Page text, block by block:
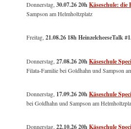
Donnerstag,30.07.26 20hKäseschule: die
Sampson am Helmholtzplatz
Freitag,21.08.26 18h HeinzelcheeseTalk
Donnerstag,27.08.26 20hKäseschule
Filata-Familie bei Goldhahn und Sampson
Donnerstag, 17.09.26 20hKäseschule
bei Goldhahn und Sampson am
Donnerstag,22.10.26 20hKäseschule